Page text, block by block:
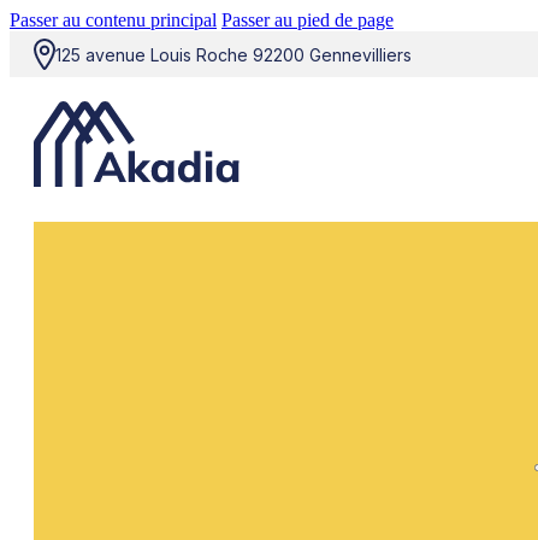
Passer au contenu principal Passer au pied de page
125 avenue Louis Roche 92200 Gennevilliers